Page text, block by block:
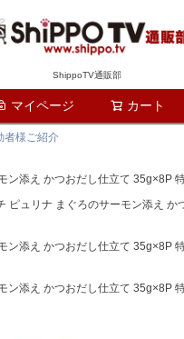
ShippoTV通販部
マイページ カート検索
者様ご紹介
添え かつおだし仕立て 35g×8P
ュリナ まぐろのサーモン添え
添え かつおだし仕立て 35g×8P
添え かつおだし仕立て 35g×8P